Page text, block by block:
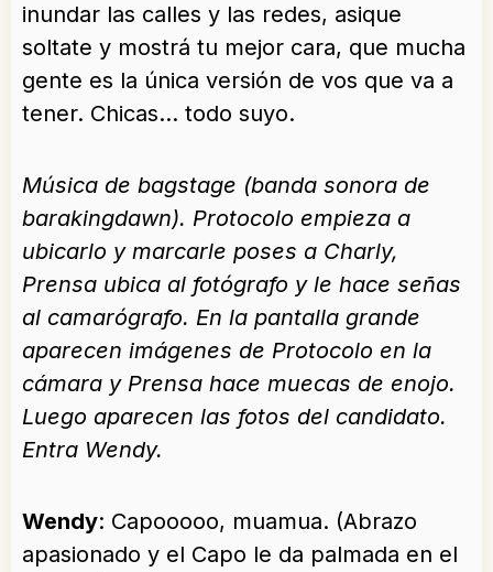
inundar las calles y las redes, asique
soltate y mostrá tu mejor cara, que mucha
gente es la única versión de vos que va a
tener. Chicas… todo suyo.
Música de bagstage (banda sonora de
barakingdawn). Protocolo empieza a
ubicarlo y marcarle poses a Charly,
Prensa ubica al fotógrafo y le hace señas
al camarógrafo. En la pantalla grande
aparecen imágenes de Protocolo en la
cámara y Prensa hace muecas de enojo.
Luego aparecen las fotos del candidato.
Entra Wendy.
Wendy: Capooooo, muamua. (Abrazo
apasionado y el Capo le da palmada en el